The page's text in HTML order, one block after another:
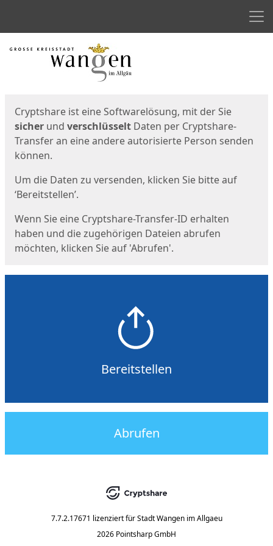
Start
Cryptshare ist eine Softwarelösung, mit der Sie
sicher und verschlüsselt Daten per Cryptshare-
Transfer an eine andere autorisierte Person senden
können.
Um die Daten zu versenden, klicken Sie bitte auf
‘Bereitstellen’.
Wenn Sie eine Cryptshare-Transfer-ID erhalten
haben und die zugehörigen Dateien abrufen
möchten, klicken Sie auf 'Abrufen'.
Bereitstellen
Abrufen
7.7.2.17671 lizenziert für Stadt Wangen im Allgaeu
2026 Pointsharp GmbH